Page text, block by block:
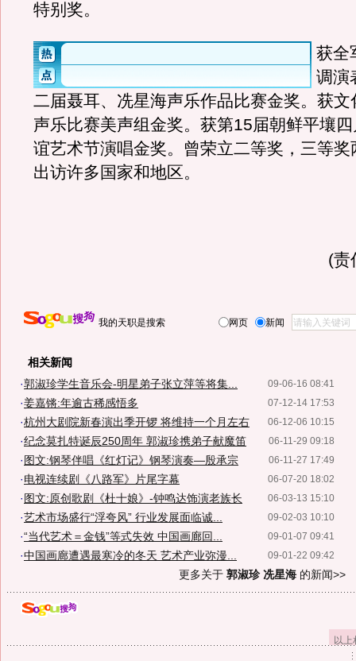
特别奖。
获全
调演
二届聂耳、冼星海声乐作品比赛金奖。获文
声乐比赛美声组金奖。获第15届朝鲜平壤
谊艺术节演唱金奖。曾荣立二等奖，三等奖
出访许多国家和地区。
(责
我的天职是搜索 网页 新闻
相关新闻
09-06-16 08:41
·郭淑珍学生音乐会-明星弟子张立萍等将集...
07-12-14 17:53
·姜嘉锵:年逾古稀感悟多
06-12-06 10:15
·杭州大剧院新春演出季开锣 将维持一个月左右
06-11-29 09:18
·纪念莫扎特诞辰250周年 郭淑珍携弟子献魔笛
06-11-27 17:49
· 图文:钢琴伴唱《红灯记》钢琴演奏—殷承宗
06-07-20 18:02
·电视连续剧《八路军》片尾字幕
06-03-13 15:10
· 图文:原创歌剧《杜十娘》-钟鸣达饰演老族长
09-02-03 10:10
·艺术市场盛行“浮夸风” 行业发展面临诚...
09-01-07 09:41
·“当代艺术＝金钱”等式失效 中国画廊回...
09-01-22 09:42
·中国画廊遭遇最寒冷的冬天 艺术产业弥漫...
更多关于 郭淑珍 冼星海的新闻>>
以